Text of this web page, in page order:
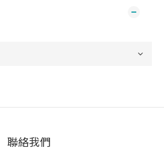
聯絡我們